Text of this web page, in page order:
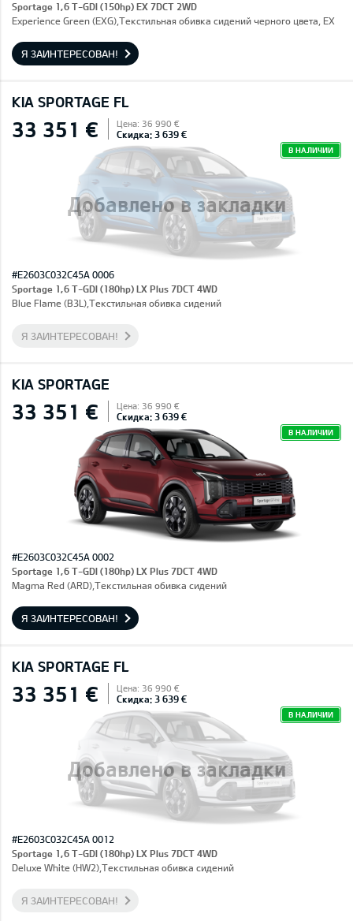
Sportage 1,6 T-GDI (150hp) EX 7DCT 2WD
Experience Green (EXG),Текстильная обивка сидений черного цвета, EX
Я ЗАИНТЕРЕСОВАН!
KIA SPORTAGE FL
Добавлено в закладки
33 351 € Цена: 36 990 €
Скидка: 3 639 €
В НАЛИЧИИ
#E2603C032C45A 0006
Sportage 1,6 T-GDI (180hp) LX Plus 7DCT 4WD
Blue Flame (B3L),Текстильная обивка сидений
Я ЗАИНТЕРЕСОВАН!
KIA SPORTAGE
33 351 € Цена: 36 990 €
Скидка: 3 639 €
В НАЛИЧИИ
#E2603C032C45A 0002
Sportage 1,6 T-GDI (180hp) LX Plus 7DCT 4WD
Magma Red (ARD),Текстильная обивка сидений
Я ЗАИНТЕРЕСОВАН!
KIA SPORTAGE FL
Добавлено в закладки
33 351 € Цена: 36 990 €
Скидка: 3 639 €
В НАЛИЧИИ
#E2603C032C45A 0012
Sportage 1,6 T-GDI (180hp) LX Plus 7DCT 4WD
Deluxe White (HW2),Текстильная обивка сидений
Я ЗАИНТЕРЕСОВАН!